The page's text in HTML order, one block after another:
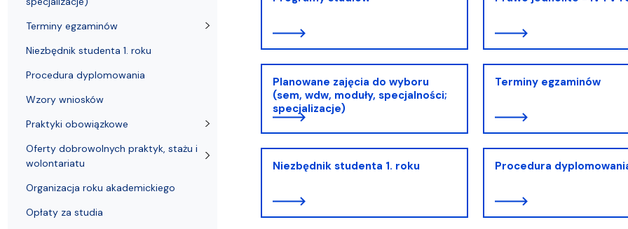
Planowane zajęcia do wyboru
(sem, wdw, moduły, specjalności;
specjalizacje)
Terminy egzaminów
Niezbędnik studenta 1. roku Procedura
Terminy egzaminów
Niezbędnik studenta 1. roku
Procedura dyplomowania
Wzory wniosków
Praktyki obowiązkowe
Oferty dobrowolnych praktyk, stażu i
wolontariatu
Organizacja roku akademickiego
Opłaty za studia